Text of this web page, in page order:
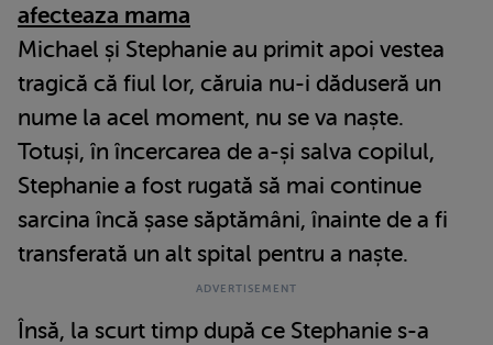
afecteaza mama
Michael și Stephanie au primit apoi vestea
tragică că fiul lor, căruia nu-i dăduseră un
nume la acel moment, nu se va naște.
Totuși, în încercarea de a-și salva copilul,
Stephanie a fost rugată să mai continue
sarcina încă șase săptămâni, înainte de a fi
transferată un alt spital pentru a naște.
Însă, la scurt timp după ce Stephanie s-a